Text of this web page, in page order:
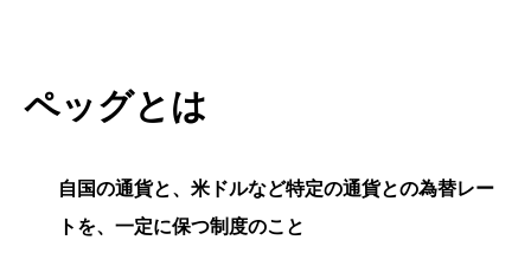
ペッグとは
自国の通貨と、米ドルなど特定の通貨との為替レー
トを、一定に保つ制度のこと